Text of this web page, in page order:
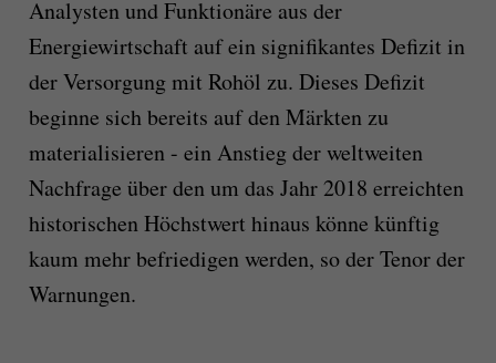
Analysten und Funktionäre aus der
Energiewirtschaft auf ein signifikantes Defizit in
der Versorgung mit Rohöl zu. Dieses Defizit
beginne sich bereits auf den Märkten zu
materialisieren - ein Anstieg der weltweiten
Nachfrage über den um das Jahr 2018 erreichten
historischen Höchstwert hinaus könne künftig
kaum mehr befriedigen werden, so der Tenor der
Warnungen.